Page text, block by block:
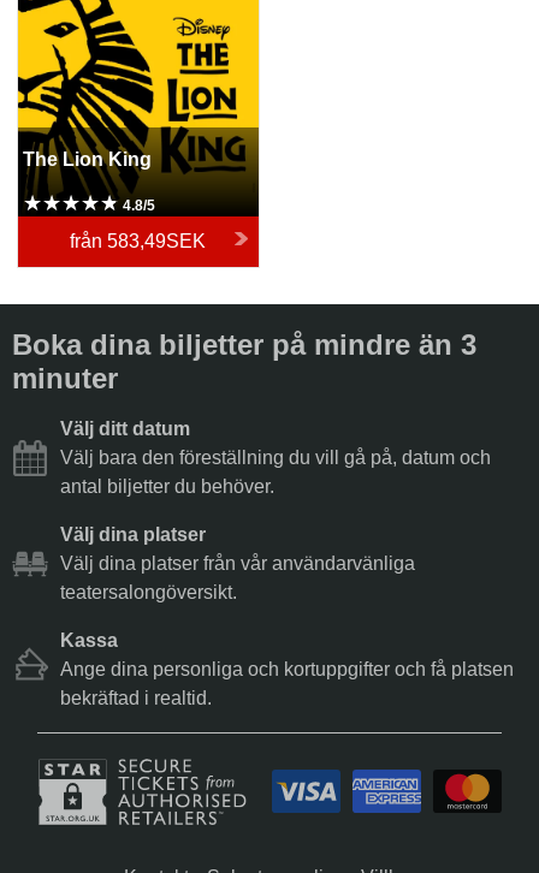
The Lion King
4.8/5
från583,49SEK
Boka dina biljetter på mindre än 3
minuter
Välj ditt datum
Välj bara den föreställning du vill gå på, datum och
antal biljetter du behöver.
Välj dina platser
Välj dina platser från vår användarvänliga
teatersalongöversikt.
Kassa
Ange dina personliga och kortuppgifter och få platsen
bekräftad i realtid.